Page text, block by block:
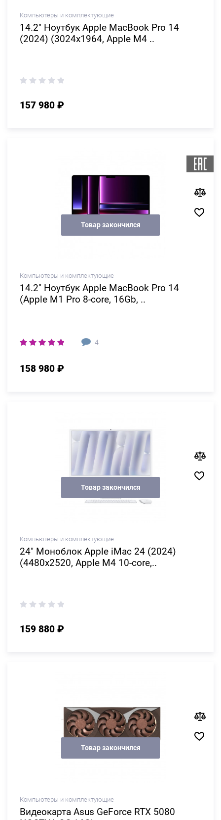
Компьютеры и комплектующие
14.2" Ноутбук Apple MacBook Pro 14
(2024) (3024x1964, Apple M4 ..
157 980 ₽
Товар закончился
Компьютеры и комплектующие
14.2" Ноутбук Apple MacBook Pro 14
(Apple M1 Pro 8-core, 16Gb, ..
4
158 980 ₽
Товар закончился
Компьютеры и комплектующие
24" Моноблок Apple iMac 24 (2024)
(4480x2520, Apple M4 10-core,..
159 880 ₽
Товар закончился
Компьютеры и комплектующие
Видеокарта Asus GeForce RTX 5080